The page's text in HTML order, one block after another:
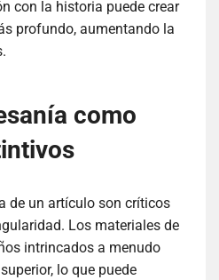
con la historia puede crear
profundo, aumentando la
como
de un artículo son críticos
Los materiales de
intrincados a menudo
lo que puede